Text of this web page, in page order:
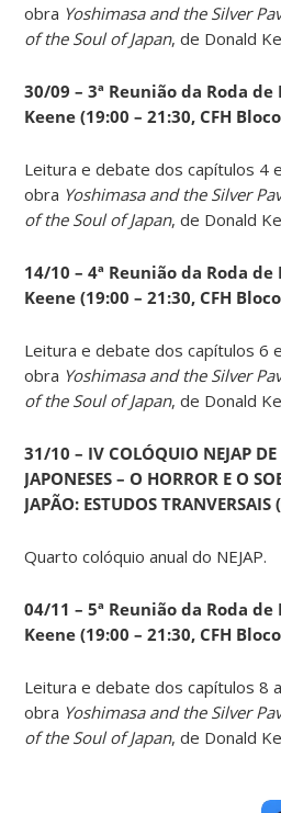
obra Yoshimasa and the Silver
of the Soul of Japan, de Donald
30/09 – 3ª Reunião da Roda
Keene (19:00 – 21:30, CFH
Leitura e debate dos capítulos 4
obra Yoshimasa and the Silver
of the Soul of Japan, de Donald
14/10 – 4ª Reunião da Roda
Keene (19:00 – 21:30, CFH
Leitura e debate dos capítulos 6
obra Yoshimasa and the Silver
of the Soul of Japan, de Donald
31/10 – IV COLÓQUIO NEJAP DE
JAPONESES – O HORROR E O
JAPÃO: ESTUDOS
Quarto colóquio anual do NEJAP.
04/11 – 5ª Reunião da Roda
Keene (19:00 – 21:30, CFH
Leitura e debate dos capítulos 8
obra Yoshimasa and the Silver
of the Soul of Japan, de Donald